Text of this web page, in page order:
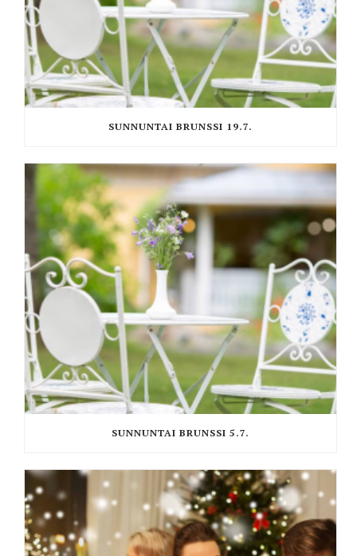
SUNNUNTAI BRUNSSI 19.7.
SUNNUNTAI BRUNSSI 5.7.